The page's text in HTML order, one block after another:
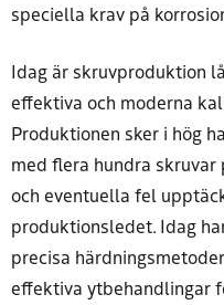
speciella krav på
Idag är skruvproduktion
effektiva och moderna
Produktionen sker i hög
med flera hundra
och eventuella fel
produktionsledet. Idag
precisa
effektiva ytbehandlingar